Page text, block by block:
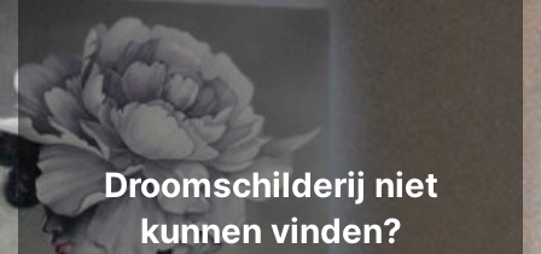
Droomschilderij niet
kunnen vinden?